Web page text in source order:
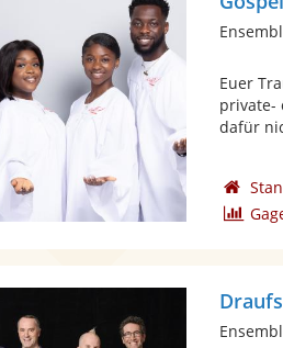
Euer
private-
dafür